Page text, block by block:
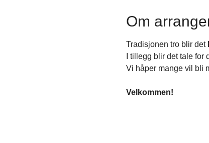
Om
Tradisjonen tro blir det
I tillegg blir det tale
Vi håper mange vil bli
Velkommen!